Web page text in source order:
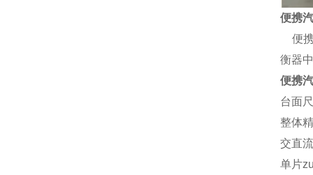
便携
便
衡器
便携
台面
整体
交直
单片